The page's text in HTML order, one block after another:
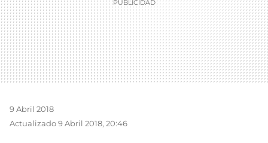
9 Abril 2018
Actualizado 9 Abril 2018, 20:46